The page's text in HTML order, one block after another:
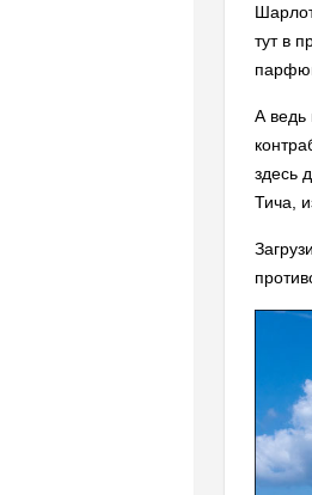
тут в
А ведь
здесь
Тича,